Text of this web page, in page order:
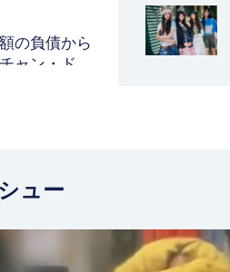
の負債から
ャン・ドン
ュー